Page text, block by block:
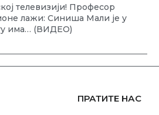
телевизији! Професор
лажи: Синиша Мали је у
има… (ВИДЕО)
ПРАТИТЕ НАС